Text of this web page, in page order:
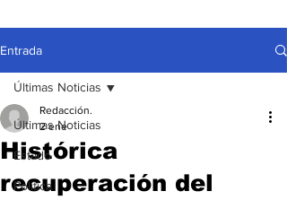
Entrada
Últimas Noticias
Estado
Política
Últimas Noticias
Histórica
recuperación del
Redacción.
2 ene